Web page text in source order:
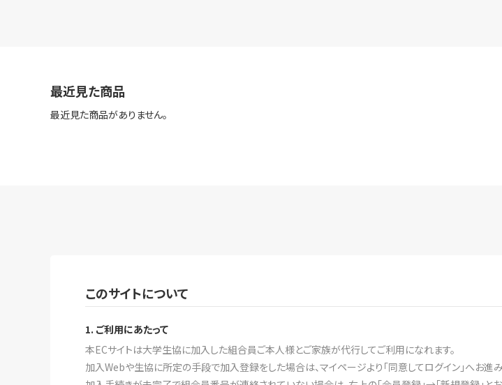
最近見た商品
最近見た商品がありません。
このサイトについて
1. ご利用にあたって
本ECサイトは大学生協に加入した組合員ご本人様とご家族が代行してご利用になれます。
加入Webや生協に所定の手段で加入登録をした場合は、マイページより「同意してログイン」へお進